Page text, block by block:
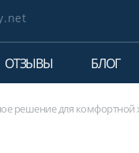
ОТЗЫВЫ БЛОГ
решение для комфортной